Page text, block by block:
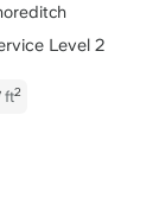
Level 2
ft2